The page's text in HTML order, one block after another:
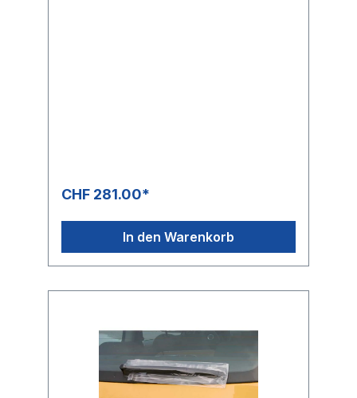
CHF 281.00*
In den Warenkorb